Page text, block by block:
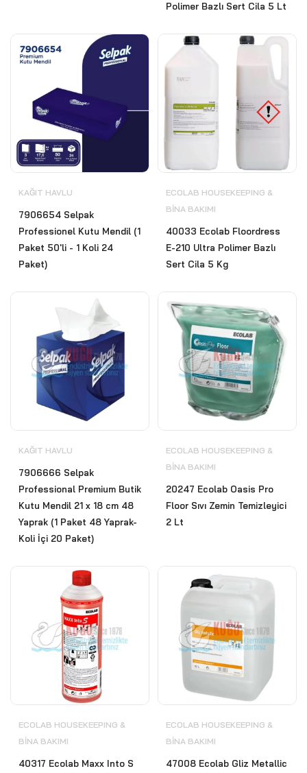
Polimer Bazlı Sert Cila 5 Lt
KAĞIT HAVLU
7906654 Selpak
Professionel Kutu Mendil (1
Paket 50'li - 1 Koli 24
Paket)
ECOLAB HOUSEKEEPING &
BİNA BAKIMI
40033 Ecolab Floordress
E-210 Ultra Polimer Bazlı
Sert Cila 5 Kg
KAĞIT HAVLU
7906666 Selpak
Professional Premium Butik
Kutu Mendil 21 x 18 cm 48
Yaprak (1 Paket 48 Yaprak-
Koli İçi 20 Paket)
ECOLAB HOUSEKEEPING &
BİNA BAKIMI
20247 Ecolab Oasis Pro
Floor Sıvı Zemin Temizleyici
2 Lt
ECOLAB HOUSEKEEPING &
BİNA BAKIMI
40317 Ecolab Maxx Into S
ECOLAB HOUSEKEEPING &
BİNA BAKIMI
47008 Ecolab Gliz Metallic